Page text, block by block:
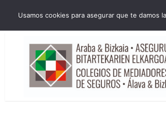
administracion@cmsab.eus 94.442.43.43 Móvil y
Usamos cookies para asegurar que te damos